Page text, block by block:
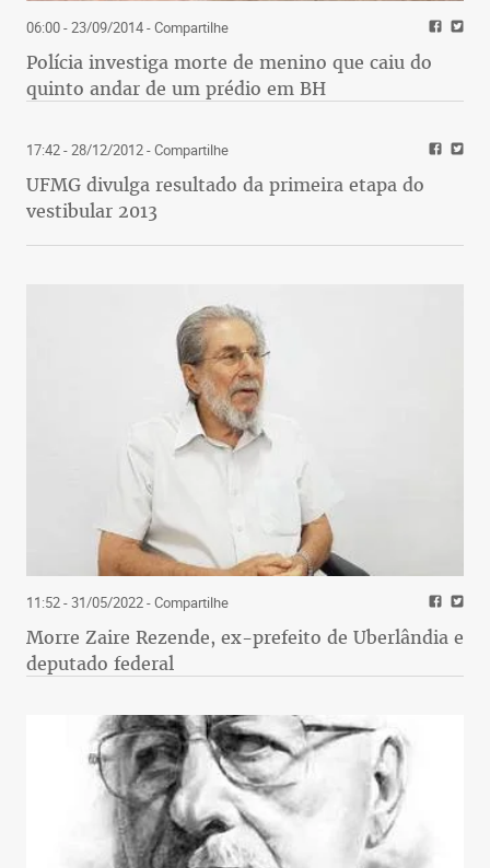
06:00 - 23/09/2014- Compartilhe
Polícia investiga morte de menino que caiu do
quinto andar de um prédio em BH
17:42 - 28/12/2012- Compartilhe
UFMG divulga resultado da primeira etapa do
vestibular 2013
11:52 - 31/05/2022- Compartilhe
Morre Zaire Rezende, ex-prefeito de Uberlândia e
deputado federal